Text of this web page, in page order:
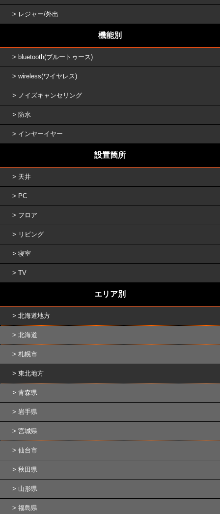
レジャー/外出
機能別
bluetooth(ブルートゥース)
wireless(ワイヤレス)
ノイズキャンセリング
防水
インヤーイヤー
設置箇所
天井
PC
フロア
リビング
寝室
TV
エリア別
北海道地方
北海道
札幌市
東北地方
青森県
岩手県
宮城県
仙台市
秋田県
山形県
福島県